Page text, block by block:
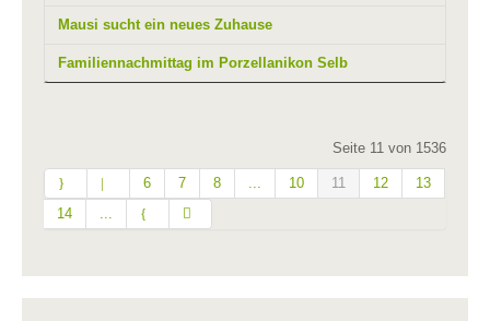
Mausi sucht ein neues Zuhause
Familiennachmittag im Porzellanikon Selb
Seite 11 von 1536
6 7 8 10 11 12
13
14